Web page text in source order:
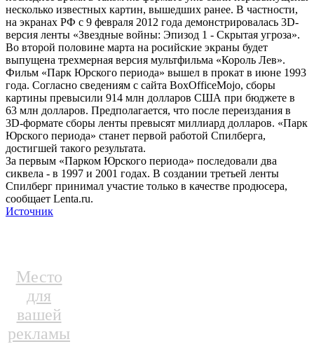
несколько известных картин, вышедших ранее. В частности,
на экранах РФ с 9 февраля 2012 года демонстрировалась 3D-
версия ленты «Звездные войны: Эпизод 1 - Скрытая угроза».
Во второй половине марта на росийские экраны будет
выпущена трехмерная версия мультфильма «Король Лев».
Фильм «Парк Юрского периода» вышел в прокат в июне 1993
года. Согласно сведениям с сайта BoxOfficeMojo, сборы
картины превысили 914 млн долларов США при бюджете в
63 млн долларов. Предполагается, что после переиздания в
3D-формате сборы ленты превысят миллиард долларов. «Парк
Юрского периода» станет первой работой Спилберга,
достигшей такого результата.
За первым «Парком Юрского периода» последовали два
сиквела - в 1997 и 2001 годах. В создании третьей ленты
Спилберг принимал участие только в качестве продюсера,
сообщает Lenta.ru.
Источник
Место
для
вашей
рекламы